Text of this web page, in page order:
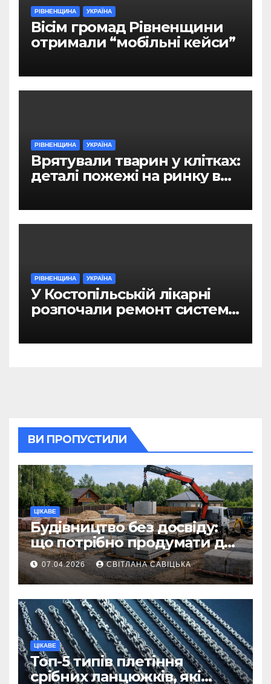
РІВНЕНЩИНА УКРАЇНА
Вісім громад Рівненщини
отримали “мобільні кейси”
РІВНЕНЩИНА УКРАЇНА
Врятували тварин у клітках:
деталі пожежі на ринку в
РІВНЕНЩИНА УКРАЇНА
У Костопільській лікарні
розпочали ремонт системи
ВИ ПРОПУСТИЛИ
ЦІКАВЕ
Будівництво без досвіду:
що потрібно продумати до
першої доставки на
ділянку
07.04.2026 СВІТЛАНА САВІЦЬКА
ЦІКАВЕ
Топ-5 типів плетіння
срібних ланцюжків, які